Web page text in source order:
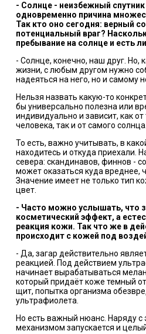
- Солнце - неизбежный спутник
одновременно причина
Так кто оно сегодня: верный
потенциальный враг?
пребывание на солнце и есть
- Солнце, конечно, наш друг. Но,
жизни, с любым другом нужно
надеяться на него, но и самому
Нельзя назвать какую-то
бы универсально полезна или
индивидуально и зависит, как
человека, так и от самого солнца.
То есть, важно учитывать, в
находитесь и откуда приехали.
севера: скандинавов, финнов -
может оказаться куда вреднее,
Значение имеет не только тип
цвет.
- Часто можно услышать, что
косметический эффект, а
реакция кожи. Так что же в
происходит с кожей под
- Да, загар действительно
реакцией. Под действием
начинает вырабатываться
который придаёт коже темный
щит, попытка организма
ультрафиолета.
Но есть важный нюанс. Наряду
механизмом запускается и